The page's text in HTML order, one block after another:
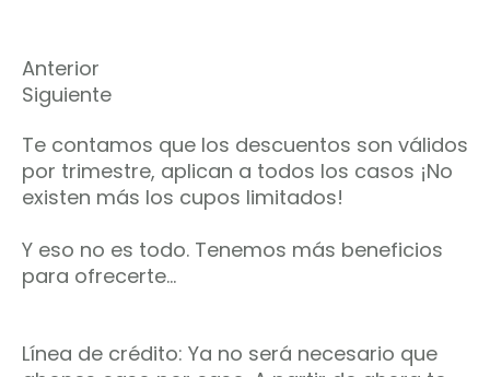
Anterior
Siguiente
Te contamos que los descuentos son válidos
por trimestre, aplican a todos los casos ¡No
existen más los cupos limitados!
Y eso no es todo. Tenemos más beneficios
para ofrecerte…
Línea de crédito: Ya no será necesario que